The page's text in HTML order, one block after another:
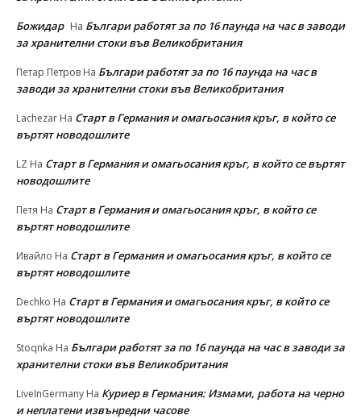
Божидар На Българи работят за по 16 паунда на час в заводи
за хранителни стоки във Великобритания
Петар Петров На Българи работят за по 16 паунда на час в
заводи за хранителни стоки във Великобритания
Lachezar На Старт в Германия и омагьосания кръг, в който се
въртят новодошлите
LZ На Старт в Германия и омагьосания кръг, в който се въртят
новодошлите
Петя На Старт в Германия и омагьосания кръг, в който се
въртят новодошлите
Ивайло На Старт в Германия и омагьосания кръг, в който се
въртят новодошлите
Dechko На Старт в Германия и омагьосания кръг, в който се
въртят новодошлите
Stoqnka На Българи работят за по 16 паунда на час в заводи за
хранителни стоки във Великобритания
LiveInGermany На Куриер в Германия: Измами, работа на черно
и неплатени извънредни часове